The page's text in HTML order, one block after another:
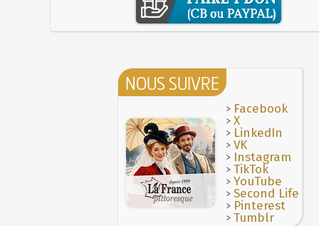
NOUS SUIVRE
> Facebook
>X
> LinkedIn
>VK
> Instagram
>TikTok
>YouTube
>Second Life
> Pinterest
>Tumblr